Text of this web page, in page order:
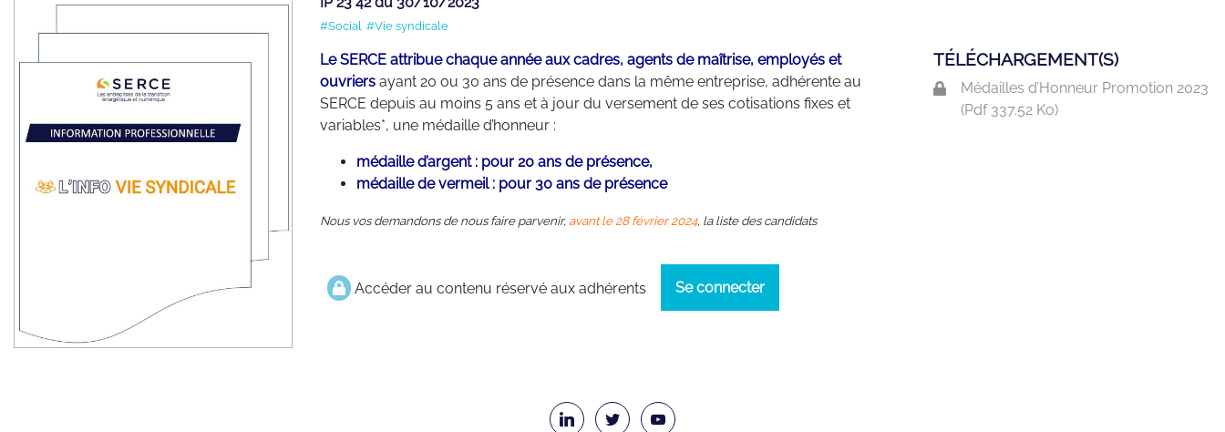
#Social #Vie syndicale
Le SERCE attribue chaque année aux cadres, agents de maîtrise, employés et
ouvriers ayant 20 ou 30 ans de présence dans la même entreprise, adhérente au
SERCE depuis au moins 5 ans et à jour du versement de ses cotisations fixes et
variables*, une médaille d’honneur :
médaille d’argent : pour 20 ans de présence,
médaille de vermeil : pour 30 ans de présence
Nous vos demandons de nous faire parvenir, avant le 28 février 2024, la liste des candidats
Accéder au contenu réservé aux adhérents Se connecter
TÉLÉCHARGEMENT(S)
Médailles d’Honneur Promotion 2023
(Pdf337.52 Ko)